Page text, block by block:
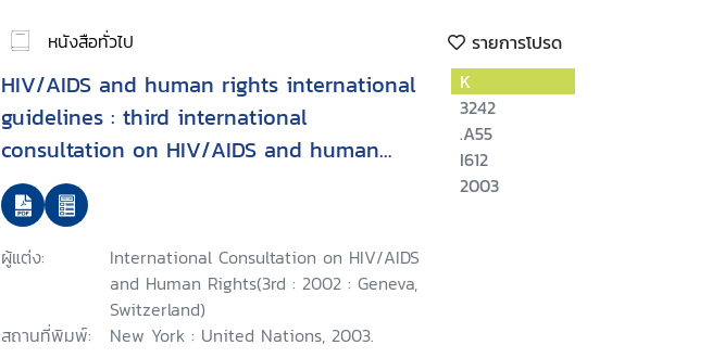
หนังสือทั่วไป รายการโปรด
HIV/AIDS and human rights international
guidelines : third international
consultation on HIV/AIDS and human
rights : Geneva, 25-26 July 2002
ผู้แต่ง:
International Consultation on HIV/AIDS
and Human Rights(3rd : 2002 : Geneva,
Switzerland)
สถานที่พิมพ์:
New York : United Nations, 2003.
K
3242
.A55
I612
2003